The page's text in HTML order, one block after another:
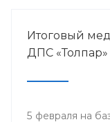
Итоговый
ДПС «Толпар»
5 февраля на